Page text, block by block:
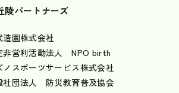
陵パートナーズ
造園株式会社
非営利活動法人 NPO birth
ノスポーツサービス株式会社
社団法人 防災教育普及協会